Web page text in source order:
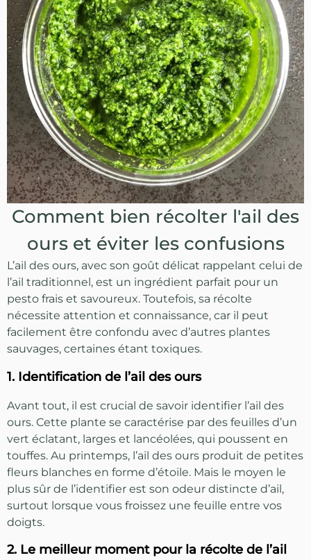
Comment bien récolter l'ail des
ours et éviter les confusions
L’ail des ours, avec son goût délicat rappelant celui de
l’ail traditionnel, est un ingrédient parfait pour un
pesto frais et savoureux. Toutefois, sa récolte
nécessite attention et connaissance, car il peut
facilement être confondu avec d’autres plantes
sauvages, certaines étant toxiques.
1. Identification de l’ail des ours
Avant tout, il est crucial de savoir identifier l’ail des
ours. Cette plante se caractérise par des feuilles d’un
vert éclatant, larges et lancéolées, qui poussent en
touffes. Au printemps, l’ail des ours produit de petites
fleurs blanches en forme d’étoile. Mais le moyen le
plus sûr de l’identifier est son odeur distincte d’ail,
surtout lorsque vous froissez une feuille entre vos
doigts.
2. Le meilleur moment pour la récolte de l’ail